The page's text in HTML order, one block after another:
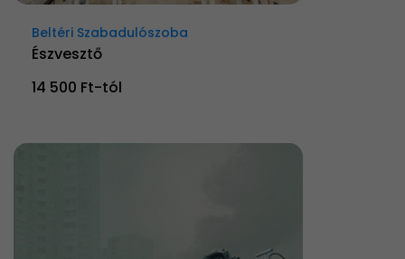
Beltéri Szabadulószoba
Észvesztő
14 500 Ft-tól